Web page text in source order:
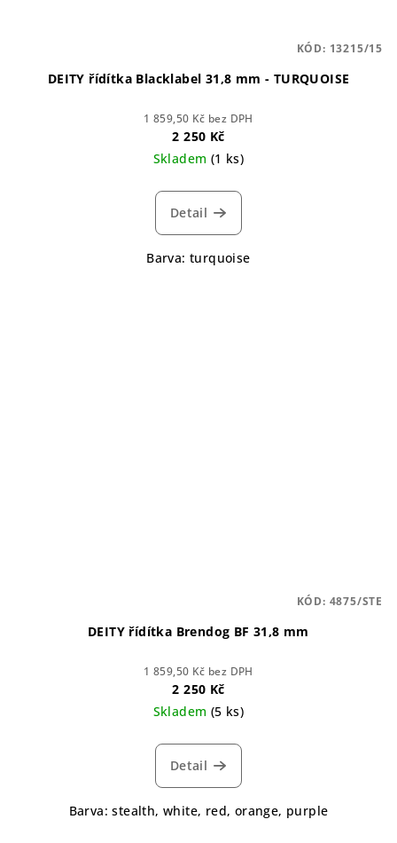
DEITY řídítka Blacklabel 31,8 mm - TURQUOISE
1 859,50 Kč bez DPH
2 250 Kč
Skladem (1 ks)
Detail
Barva: turquoise
KÓD: 13215/15
DEITY řídítka Brendog BF 31,8 mm
1 859,50 Kč bez DPH
2 250 Kč
Skladem (5 ks)
Detail
Barva: stealth, white, red, orange, purple
KÓD: 4875/STE